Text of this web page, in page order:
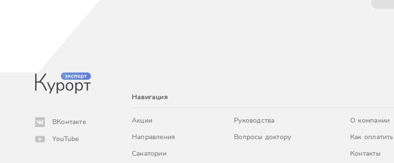
ВКонтакте
YouTube
Навигация
Акции
Направления
Санатории
Руководства
Вопросы доктору
О компании
Как оплатить
Контакты